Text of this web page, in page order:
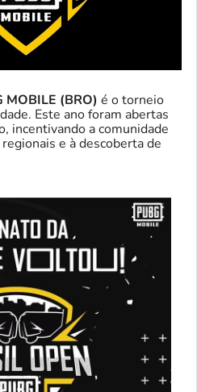
MOBILE (BRO) é o torneio
Este ano foram abertas
incentivando a comunidade
e à descoberta de